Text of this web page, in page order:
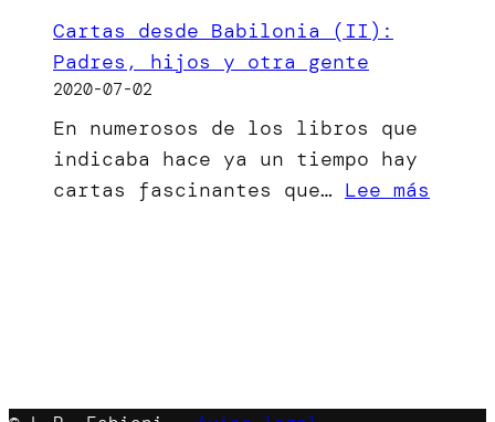
la
luz
El
bien
mal
menor
Cartas desde Babilonia (II):
Padres, hijos y otra gente
2020-07-02
En numerosos de los libros que
indicaba hace ya un tiempo hay
cartas fascinantes que… Lee más
y